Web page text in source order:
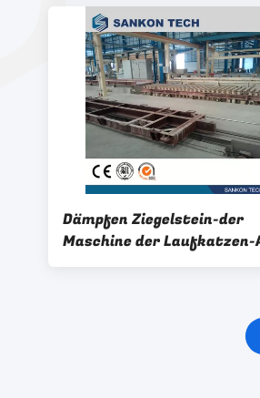
Dämpfen Ziegelstein-der
Maschine der Laufkatzen-
für Transport